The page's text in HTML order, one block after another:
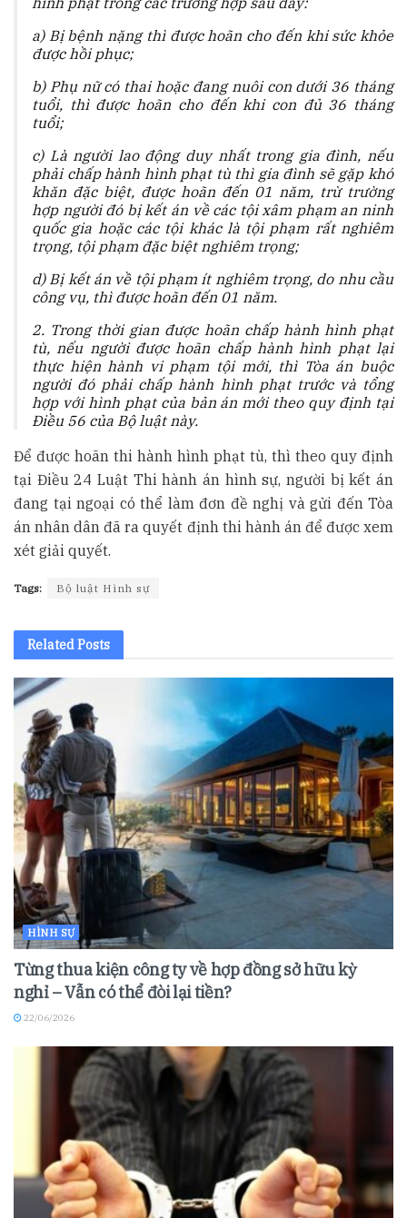
a) Bị bệnh nặng thì được hoãn cho đến khi sức khỏe
được hồi phục;
b) Phụ nữ có thai hoặc đang nuôi con dưới 36 tháng
tuổi, thì được hoãn cho đến khi con đủ 36 tháng
tuổi;
c) Là người lao động duy nhất trong gia đình, nếu
phải chấp hành hình phạt tù thì gia đình sẽ gặp khó
khăn đặc biệt, được hoãn đến 01 năm, trừ trường
hợp người đó bị kết án về các tội xâm phạm an ninh
quốc gia hoặc các tội khác là tội phạm rất nghiêm
trọng, tội phạm đặc biệt nghiêm trọng;
d) Bị kết án về tội phạm ít nghiêm trọng, do nhu cầu
công vụ, thì được hoãn đến 01 năm.
2. Trong thời gian được hoãn chấp hành hình phạt
tù, nếu người được hoãn chấp hành hình phạt lại
thực hiện hành vi phạm tội mới, thì Tòa án buộc
người đó phải chấp hành hình phạt trước và tổng
hợp với hình phạt của bản án mới theo quy định tại
Điều 56 của Bộ luật này.
Để được hoãn thi hành hình phạt tù, thì theo quy định
tại Điều 24 Luật Thi hành án hình sự, người bị kết án
đang tại ngoại có thể làm đơn đề nghị và gửi đến Tòa
án nhân dân đã ra quyết định thi hành án để được xem
xét giải quyết.
Tags: Bộ luật Hình sự
RelatedPosts
HÌNH SỰ
Từng thua kiện công ty về hợp đồng sở hữu kỳ
nghỉ – Vẫn có thể đòi lại tiền?
22/06/2026